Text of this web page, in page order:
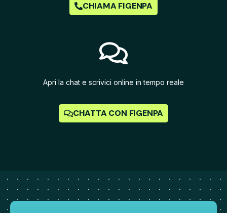
CHIAMA FIGENPA
Apri la chat e scrivici online in tempo reale
CHATTA CON FIGENPA